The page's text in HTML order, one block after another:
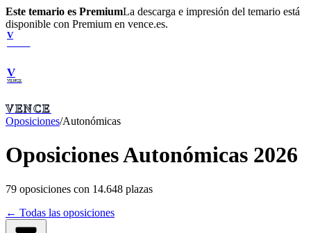
Este temario es PremiumLa descarga e impresión del temario está
disponible con Premium en vence.es.
V
V
VENCE
VENCE
Oposiciones/Autonómicas
Oposiciones Autonómicas 2026
79 oposiciones con 14.648 plazas
← Todas las oposiciones